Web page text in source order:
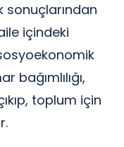
sonuçlarından
içindeki
bağımlılığı,
toplum için